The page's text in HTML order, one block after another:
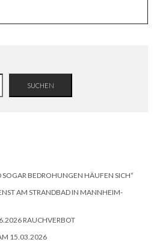
SUCHEN
BEDROHUNGEN HÄUFEN SICH“
AM STRANDBAD IN MANNHEIM-
RAUCHVERBOT
15.03.2026